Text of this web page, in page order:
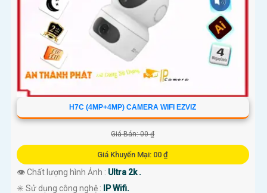
H7C (4MP+4MP) CAMERA WIFI EZVIZ
Giá Bán: 00 ₫
Giá Khuyến Mại: 00 ₫
👁 Chất lượng hình Ảnh : Ultra 2k .
✳️ Sử dụng công nghệ :
IP Wifi.